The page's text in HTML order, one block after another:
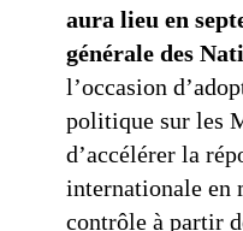
aura lieu en
générale des
l’occasion
politique sur les
d’accélérer la
internationale en
contrôle à partir